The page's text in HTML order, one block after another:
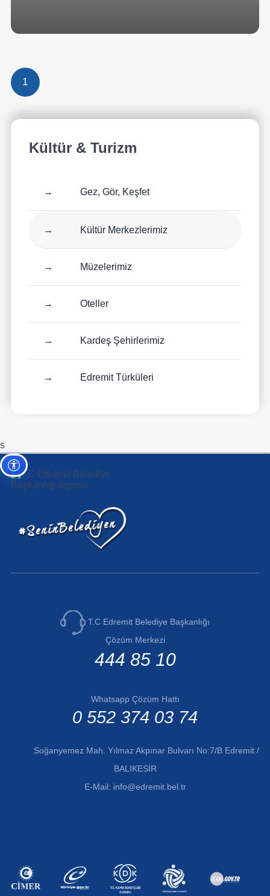
1
Kültür & Turizm
→ Gez, Gör, Keşfet
→ Kültür Merkezlerimiz
→ Müzelerimiz
→ Oteller
→ Kardeş Şehirlerimiz
→ Edremit Türküleri
s
T.C Edremit Belediye Başkanlığı
Çözüm Merkezi
444 85 10
Whatsapp Çözüm Hattı
0 552 374 03 74
Soğanyemez Mah. Yılmaz Akpınar Bulvarı No:7/B Edremit /
BALIKESİR
E-Mail: info@edremit.bel.tr
Erişilebilirlik ayarları